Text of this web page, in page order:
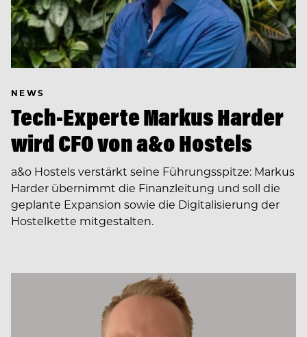
NEWS
Tech-Experte Markus Harder
wird CFO von a&o Hostels
a&o Hostels verstärkt seine Führungsspitze: Markus
Harder übernimmt die Finanzleitung und soll die
geplante Expansion sowie die Digitalisierung der
Hostelkette mitgestalten.